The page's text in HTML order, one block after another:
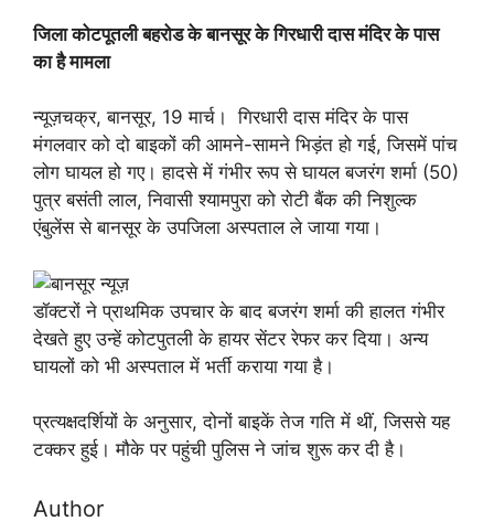
जिला कोटपूतली बहरोड के बानसूर के गिरधारी दास मंदिर के पास
का है मामला
न्यूज़चक्र, बानसूर, 19 मार्च। गिरधारी दास मंदिर के पास
मंगलवार को दो बाइकों की आमने-सामने भिड़ंत हो गई, जिसमें पांच
लोग घायल हो गए। हादसे में गंभीर रूप से घायल बजरंग शर्मा (50)
पुत्र बसंती लाल, निवासी श्यामपुरा को रोटी बैंक की निशुल्क
एंबुलेंस से बानसूर के उपजिला अस्पताल ले जाया गया।
डॉक्टरों ने प्राथमिक उपचार के बाद बजरंग शर्मा की हालत गंभीर
देखते हुए उन्हें कोटपुतली के हायर सेंटर रेफर कर दिया। अन्य
घायलों को भी अस्पताल में भर्ती कराया गया है।
प्रत्यक्षदर्शियों के अनुसार, दोनों बाइकें तेज गति में थीं, जिससे यह
टक्कर हुई। मौके पर पहुंची पुलिस ने जांच शुरू कर दी है।
Author